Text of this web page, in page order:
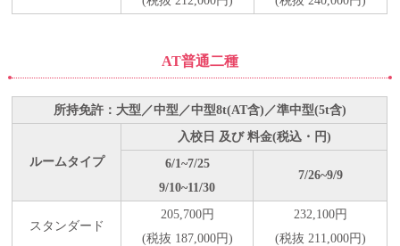
AT普通二種
所持免許：大型／中型／中型8t(AT含)／準中型(5t含)
ルームタイプ
入校日 及び 料金(税込・円)
6/1~7/25
9/10~11/30
7/26~9/9
スタンダード
205,700円
(税抜 187,000円)
232,100円
(税抜 211,000円)